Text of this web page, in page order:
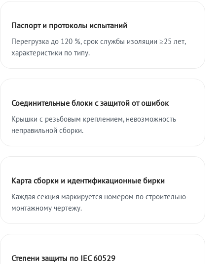
Паспорт и протоколы испытаний
Перегрузка до 120 %, срок службы изоляции ≥25 лет,
характеристики по типу.
Соединительные блоки с защитой от ошибок
Крышки с резьбовым креплением, невозможность
неправильной сборки.
Карта сборки и идентификационные бирки
Каждая секция маркируется номером по строительно-
монтажному чертежу.
Степени защиты по IEC 60529